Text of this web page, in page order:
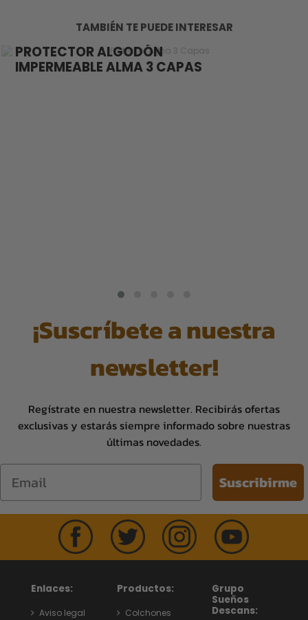
TAMBIÉN TE PUEDE INTERESAR
PROTECTOR ALGODÓN
IMPERMEABLE ALMA 3 CAPAS
30,00 €
¡Suscríbete a nuestra
newsletter!
Regístrate en nuestra newsletter. Recibirás ofertas
exclusivas y estarás siempre informado sobre nuestras
últimas novedades.
Email Suscribirme
Enlaces:
Aviso legal
Productos:
Colchones
Grupo
Sueños
Descans: